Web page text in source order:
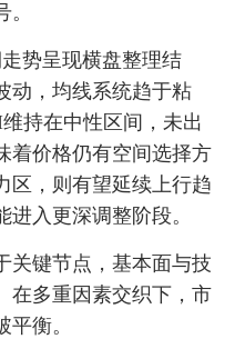
势呈现横盘整理结
动，均线系统趋于粘
持在中性区间，未出
着价格仍有空间选择方
区，则有望延续上行趋
进入更深调整阶段。
关键节点，基本面与技
在多重因素交织下，市
衡。